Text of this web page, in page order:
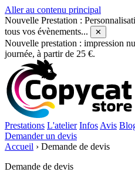
Aller au contenu principal
Nouvelle Prestation :
tous vos évènements...
✕
Nouvelle prestation : impression
journée, à partir de 25 €.
Prestations L'atelier Infos Avis
Demander un devis
Accueil › Demande de devis
Demande de devis